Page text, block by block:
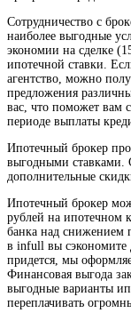
Сотрудничество с
наиболее выгодные
экономии на сделке
ипотечной ставки.
агентство, можно
предложения
вас, что поможет вам
периоде выплаты
Ипотечный брокер
выгодными ставками.
дополнительные
Ипотечный брокер
рублей на ипотечном
банка над снижением
в infull вы сэкономите
придется, мы
Финансовая выгода
выгодные варианты
переплачивать